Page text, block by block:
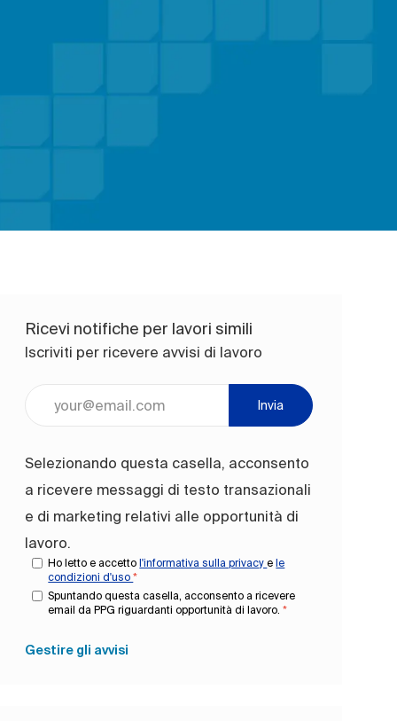
Ricevi notifiche per lavori simili
Iscriviti per ricevere avvisi di lavoro
Selezionando questa casella, acconsento
a ricevere messaggi di testo transazionali
e di marketing relativi alle opportunità di
lavoro.
Ho letto e accettol'informativa sulla privacyele
condizioni d'uso*
Spuntando questa casella, acconsento a ricevere
email da PPG riguardanti opportunità di lavoro. *
Invia
Gestire gli avvisi